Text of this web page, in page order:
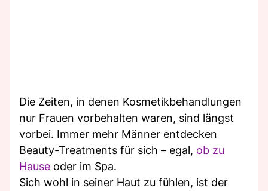
Die Zeiten, in denen Kosmetikbehandlungen
nur Frauen vorbehalten waren, sind längst
vorbei. Immer mehr Männer entdecken
Beauty-Treatments für sich – egal, ob zu
Hause oder im Spa.
Sich wohl in seiner Haut zu fühlen, ist der